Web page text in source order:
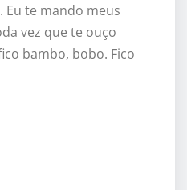
Eu te mando meus
vez que te ouço
bambo, bobo. Fico